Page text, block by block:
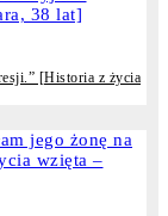
[Historia z życia